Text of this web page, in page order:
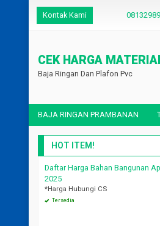
Kontak Kami
CEK HARGA
Baja Ringan Dan Plafon Pvc
BAJA RINGAN PRAMBANAN
HOT ITEM!
Daftar Harga Bahan Bangunan
2025
*Harga Hubungi CS
Tersedia